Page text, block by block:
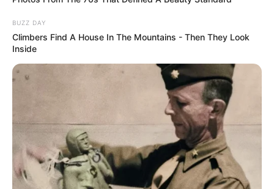
BUZZ DAY
Climbers Find A House In The Mountains - Then They Look
Inside